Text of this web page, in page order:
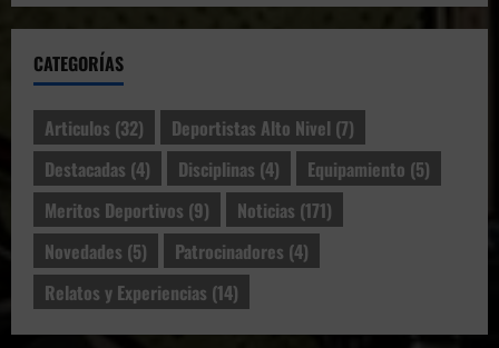
CATEGORÍAS
Articulos (32) Deportistas Alto Nivel (7)
Destacadas (4) Disciplinas (4) Equipamiento (5)
Meritos Deportivos (9) Noticias (171)
Novedades (5) Patrocinadores (4)
Relatos y Experiencias (14)